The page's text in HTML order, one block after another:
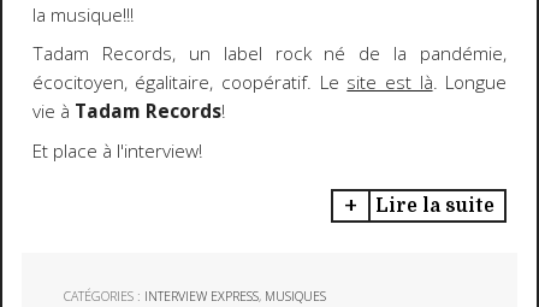
la musique!!!
Tadam Records, un label rock né de la pandémie,
écocitoyen, égalitaire, coopératif. Le site est là. Longue
vie à Tadam Records!
Et place à l'interview!
Lire la suite
CATÉGORIES : INTERVIEW EXPRESS, MUSIQUES